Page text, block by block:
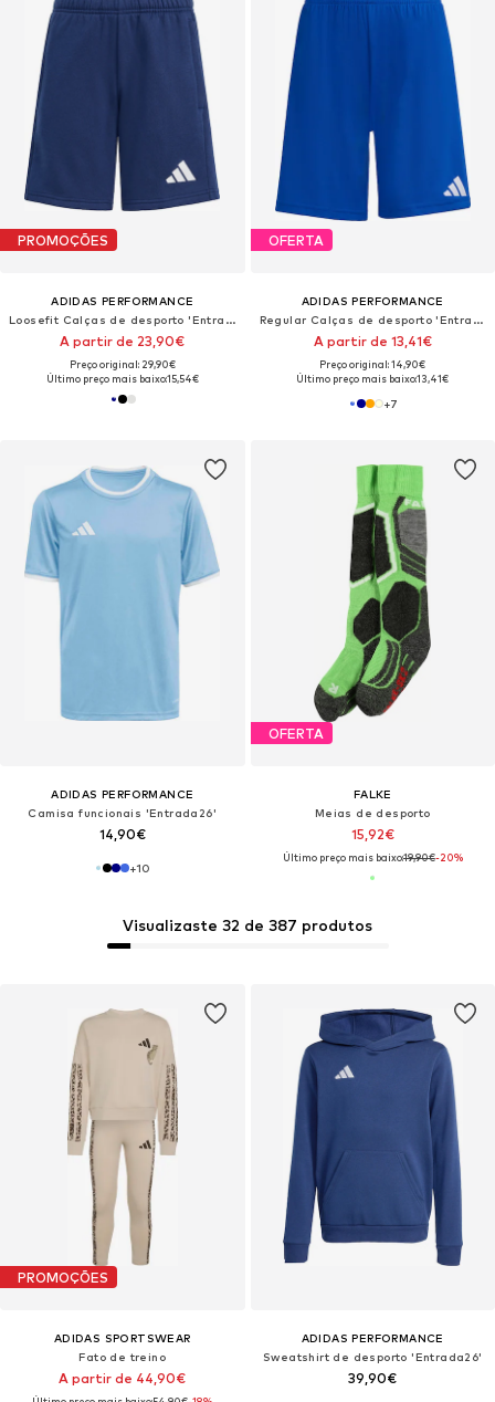
PROMOÇÕES
ADIDAS PERFORMANCE
Loosefit Calças de desporto 'Entrada26'
A partir de 23,90€
Preço original: 29,90€
Último preço mais baixo:15,54€
OFERTA
ADIDAS PERFORMANCE
Regular Calças de desporto 'Entrada26'
A partir de 13,41€
Preço original: 14,90€
Último preço mais baixo:13,41€
+7
ADIDAS PERFORMANCE
Camisa funcionais 'Entrada26'
14,90€
+10
OFERTA
FALKE
Meias de desporto
15,92€
Último preço mais baixo:19,90€-20%
PROMOÇÕES
ADIDAS SPORTSWEAR
Fato de treino
A partir de 44,90€
Visualizaste 32 de 387 produtos
ADIDAS PERFORMANCE
Sweatshirt de desporto 'Entrada26'
39,90€